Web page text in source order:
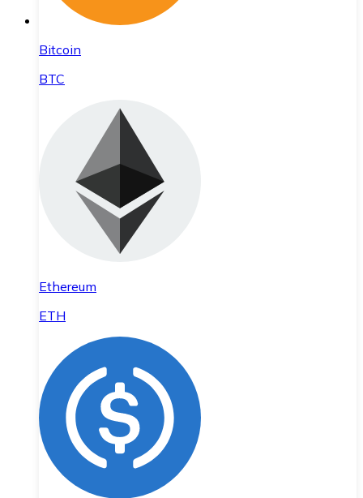
Bitcoin
BTC
Ethereum
ETH